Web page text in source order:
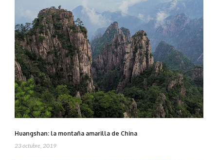
Huangshan: la montaña amarilla de China
23 octubre, 2019